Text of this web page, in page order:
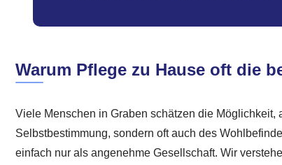
Warum Pflege zu Hause oft die
Viele Menschen in Graben schätzen die
Selbstbestimmung, sondern oft auch des
einfach nur als angenehme Gesellschaft. Wir